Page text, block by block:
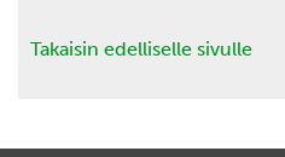
Takaisin edelliselle sivulle